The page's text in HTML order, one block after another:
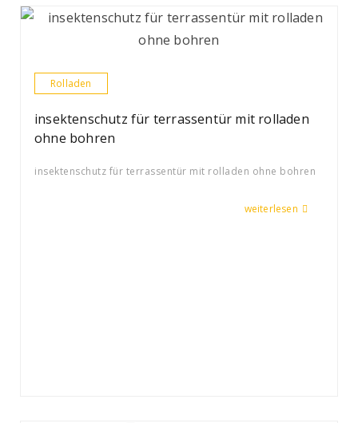
Rolladen
insektenschutz für terrassentür mit rolladen
ohne bohren
insektenschutz für terrassentür mit rolladen ohne bohren
weiterlesen